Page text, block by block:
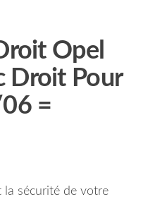
Opel
Droit Pour
=
la sécurité de votre